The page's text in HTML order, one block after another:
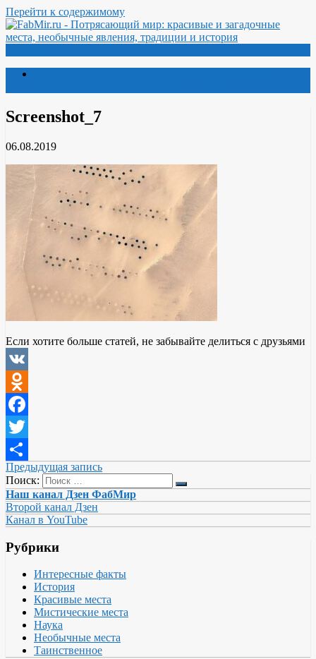
Перейти к содержимому
Screenshot_7
06.08.2019
Если хотите больше статей, не забывайте делиться с друзьями
VK
Odnoklassniki
Facebook
Twitter
Отправить
Предыдущая запись
Поиск:
Наш канал Дзен ФабМир
Второй канал Дзен
Канал в YouTube
Рубрики
Интересные факты
История
Красивые места
Мистические места
Наука
Необычные места
Таинственное